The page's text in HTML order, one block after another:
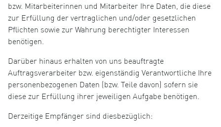
bzw. Mitarbeiterinnen und Mitarbeiter Ihre Daten, die diese
zur Erfüllung der vertraglichen und/oder gesetzlichen
Pflichten sowie zur Wahrung berechtigter Interessen
benötigen.
Darüber hinaus erhalten von uns beauftragte
Auftragsverarbeiter bzw. eigenständig Verantwortliche Ihre
personenbezogenen Daten (bzw. Teile davon) sofern sie
diese zur Erfüllung ihrer jeweiligen Aufgabe benötigen.
Derzeitige Empfänger sind diesbezüglich: